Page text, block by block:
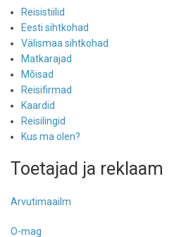
Reisistiilid
Eesti sihtkohad
Välismaa sihtkohad
Matkarajad
Mõisad
Reisifirmad
Kaardid
Reisilingid
Kus ma olen?
Toetajad ja reklaam
Arvutimaailm
O-mag